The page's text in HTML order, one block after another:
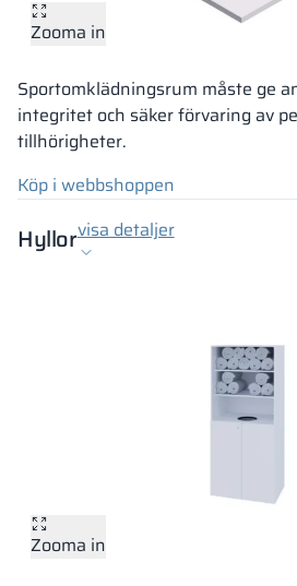
Zooma in
Sportomklädningsrum måste ge
integritet och säker förvaring av
tillhörigheter.
Köp i webbshoppen
Hyllorvisa detaljer
Zooma in